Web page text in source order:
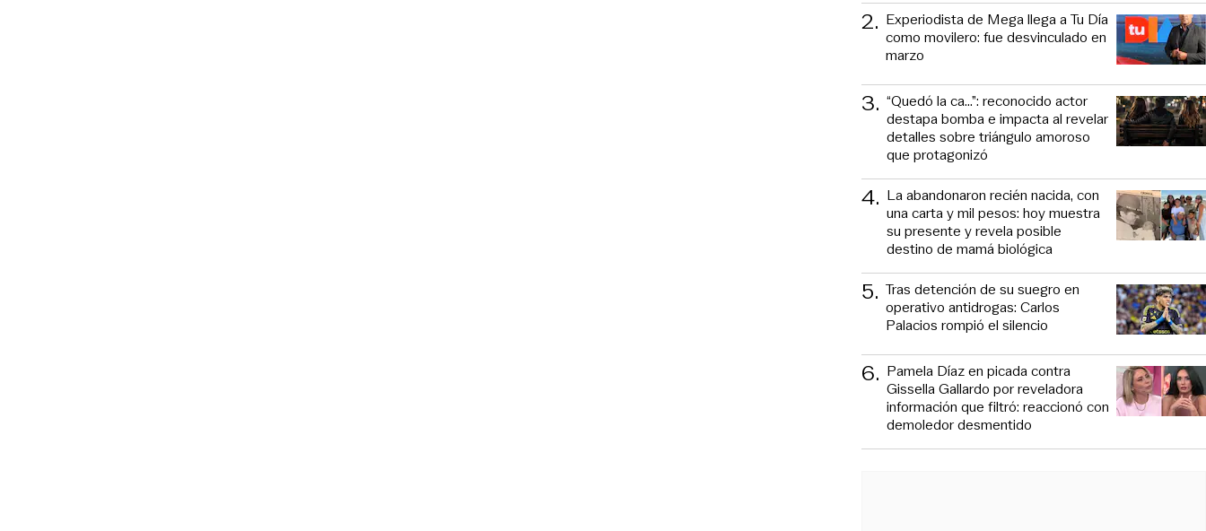
2. Experiodista de Mega llega a Tu Día
como movilero: fue desvinculado en
marzo
3. “Quedó la ca...”: reconocido actor
destapa bomba e impacta al revelar
detalles sobre triángulo amoroso
que protagonizó
4. La abandonaron recién nacida, con
una carta y mil pesos: hoy muestra
su presente y revela posible
destino de mamá biológica
5. Tras detención de su suegro en
operativo antidrogas: Carlos
Palacios rompió el silencio
6. Pamela Díaz en picada contra
Gissella Gallardo por reveladora
información que filtró: reaccionó con
demoledor desmentido